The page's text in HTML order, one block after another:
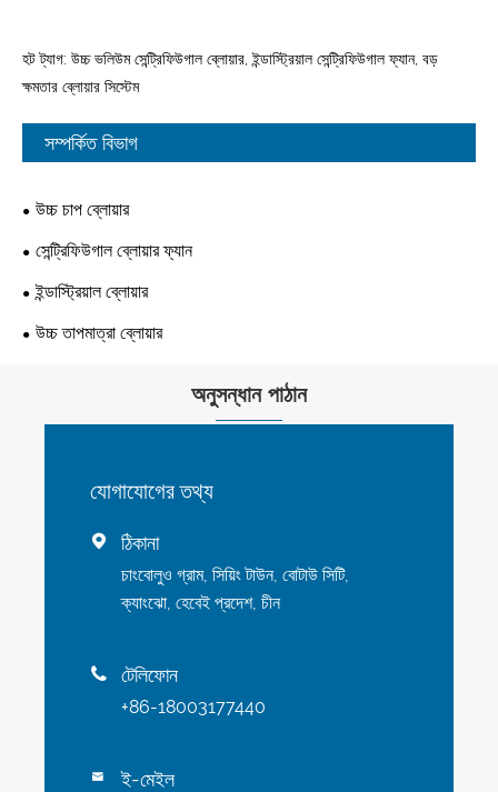
হট ট্যাগ: উচ্চ ভলিউম সেন্ট্রিফিউগাল ব্লোয়ার, ইন্ডাস্ট্রিয়াল সেন্ট্রিফিউগাল ফ্যান, বড়
ক্ষমতার ব্লোয়ার সিস্টেম
সম্পর্কিত বিভাগ
উচ্চ চাপ ব্লোয়ার
সেন্ট্রিফিউগাল ব্লোয়ার ফ্যান
ইন্ডাস্ট্রিয়াল ব্লোয়ার
উচ্চ তাপমাত্রা ব্লোয়ার
অনুসন্ধান পাঠান
যোগাযোগের তথ্য
 ঠিকানা
চাংবোলুও গ্রাম, সিয়িং টাউন, বোটাউ সিটি,
ক্যাংঝো, হেবেই প্রদেশ, চীন
 টেলিফোন
+86-18003177440
 ই-মেইল